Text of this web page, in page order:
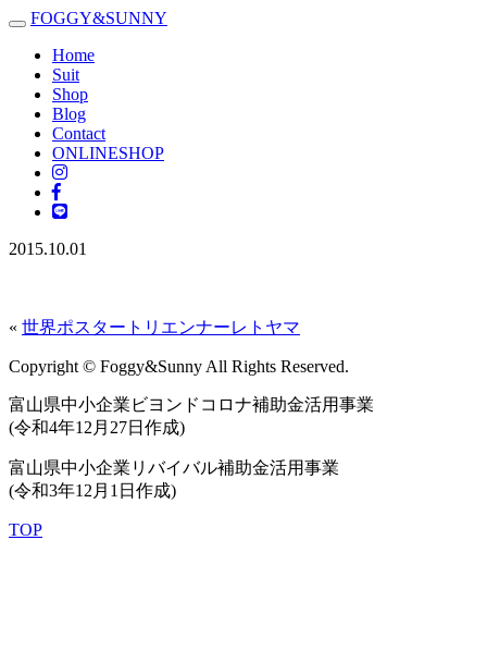
Toggle
navigation
FOGGY&SUNNY
Home
Suit
Shop
Blog
Contact
ONLINESHOP
2015.10.01
« 世界ポスタートリエンナーレトヤマ
Copyright © Foggy&Sunny All Rights Reserved.
富山県中小企業ビヨンドコロナ補助金活用事業
(令和4年12月27日作成)
富山県中小企業リバイバル補助金活用事業
(令和3年12月1日作成)
TOP